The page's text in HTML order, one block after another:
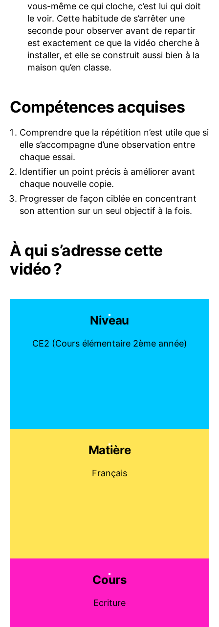
vous-même ce qui cloche, c’est lui qui doit
le voir. Cette habitude de s’arrêter une
seconde pour observer avant de repartir
est exactement ce que la vidéo cherche à
installer, et elle se construit aussi bien à la
maison qu’en classe.
Compétences acquises
Comprendre que la répétition n’est utile que si
elle s’accompagne d’une observation entre
chaque essai.
Identifier un point précis à améliorer avant
chaque nouvelle copie.
Progresser de façon ciblée en concentrant
son attention sur un seul objectif à la fois.
À qui s’adresse cette
vidéo ?
Niveau
CE2 (Cours élémentaire 2ème année)
Matière
Français
Cours
Ecriture